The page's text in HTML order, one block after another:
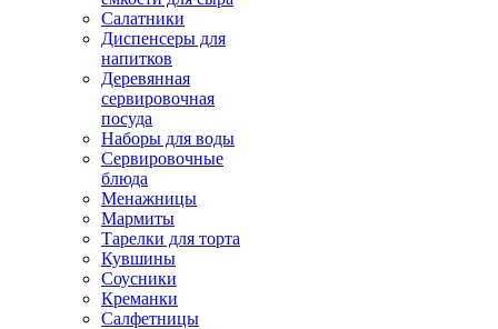
Салатники
Диспенсеры для
напитков
Деревянная
сервировочная
посуда
Наборы для воды
Сервировочные
блюда
Менажницы
Мармиты
Тарелки для торта
Кувшины
Соусники
Креманки
Салфетницы